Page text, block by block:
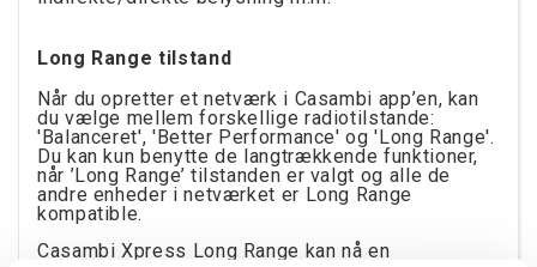
Long Range tilstand
Når du opretter et netværk i Casambi app’en, kan
du vælge mellem forskellige radiotilstande:
'Balanceret', 'Better Performance' og 'Long Range'.
Du kan kun benytte de langtrækkende funktioner,
når ’Long Range’ tilstanden er valgt og alle de
andre enheder i netværket er Long Range
kompatible.
Casambi Xpress Long Range kan nå en